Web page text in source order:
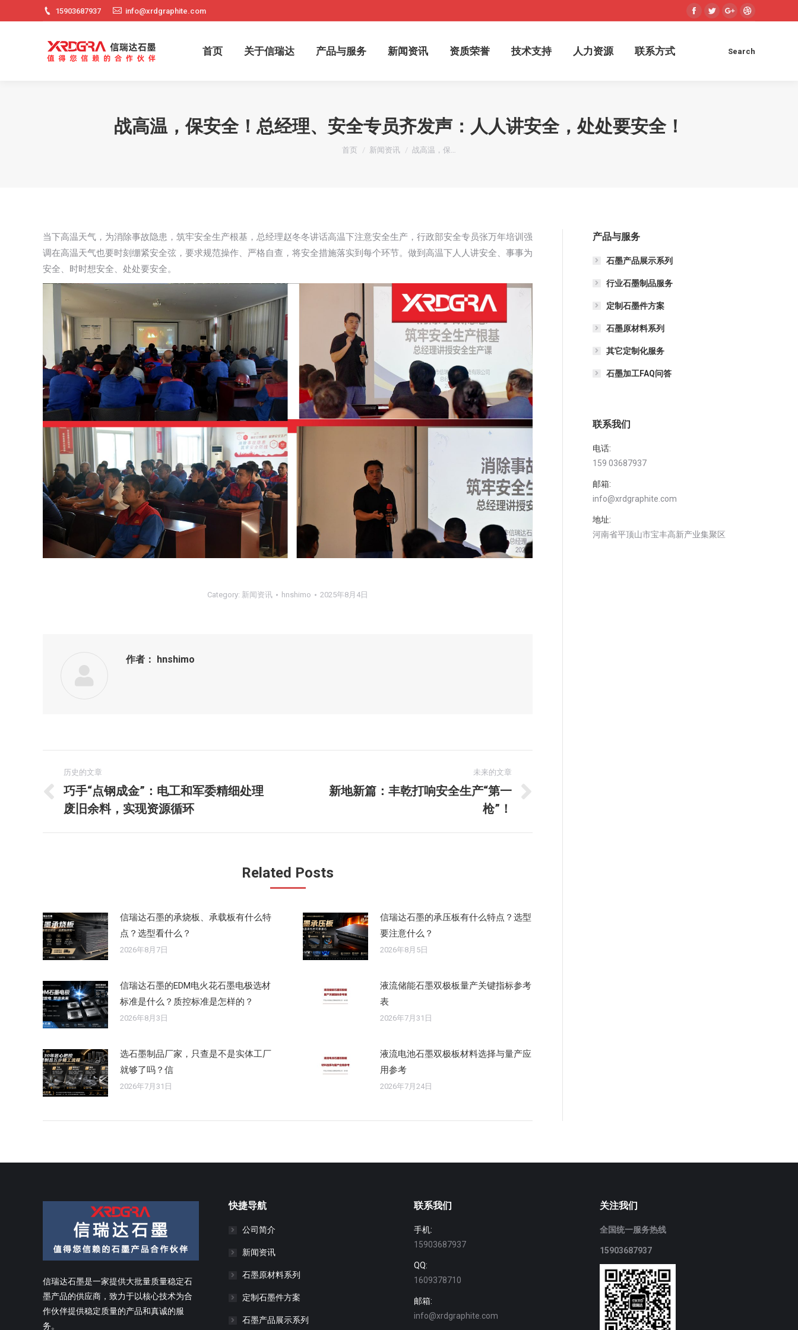
15903687937 info@xrdgraphite.com
Facebook
TwitterGoogle+Dribbble
首页 关于信瑞达 产品与服务 新闻资讯 资质荣誉 技术支持 人力资源 联系方式 Search:
Search
战高温，保安全！总经理、安全专员齐发声：人人讲安全，处处要安全！
您在这里：
首页 新闻资讯 战高温，保…
当下高温天气，为消除事故隐患，筑牢安全生产根基，总经理赵冬冬讲话高温下注意安全生产，行政部安全专员张万年培训强
调在高温天气也要时刻绷紧安全弦，要求规范操作、严格自查，将安全措施落实到每个环节。做到高温下人人讲安全、事事为
安全、时时想安全、处处要安全。
Category: 新闻资讯 hnshimo 2025年8月4日
作者： hnshimo
章
航
历史的文章
历
史
的
巧手“点钢成金”：电工和军委精细处理
废旧余料，实现资源循环
未来的文章
的
新地新篇：丰乾打响安全生产“第一
枪”！
Related Posts
信瑞达石墨的承烧板、承载板有什么特
点？选型看什么？
2026年8月7日
信瑞达石墨的承压板有什么特点？选型
要注意什么？
2026年8月5日
信瑞达石墨的EDM电火花石墨电极选材
标准是什么？质控标准是怎样的？
2026年8月3日
液流储能石墨双极板量产关键指标参考
表
2026年7月31日
选石墨制品厂家，只查是不是实体工厂
就够了吗？信
2026年7月31日
液流电池石墨双极板材料选择与量产应
用参考
2026年7月24日
产品与服务
石墨产品展示系列
行业石墨制品服务
定制石墨件方案
石墨原材料系列
其它定制化服务
石墨加工FAQ问答
联系我们
电话:
159 03687937
邮箱:
info@xrdgraphite.com
地址:
河南省平顶山市宝丰高新产业集聚区
信瑞达石墨是一家提供大批量质量稳定石
墨产品的供应商，致力于以核心技术为合
作伙伴提供稳定质量的产品和真诚的服
务。
快捷导航
公司简介
新闻资讯
石墨原材料系列
定制石墨件方案
石墨产品展示系列
联系我们
手机:
15903687937
QQ:
1609378710
邮箱:
info@xrdgraphite.com
关注我们
全国统一服务热线
15903687937
首页 关于信瑞达 产品与服务 新闻资讯 资质荣誉 技术支持 人力资源 联系方式 Search:
Search